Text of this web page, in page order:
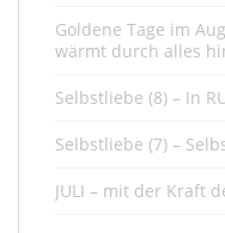
Goldene Tage im
wärmt durch alles
Selbstliebe (8) – In
Selbstliebe (7) –
JULI – mit der Kraft